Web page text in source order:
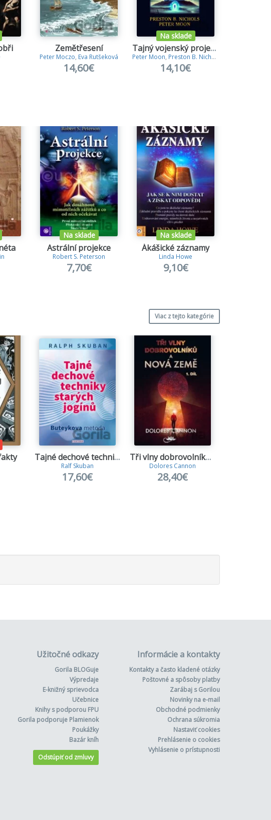
Zemětřesení
Peter Moczo, Eva Rutšeková
14,60€
Na sklade
Tajný vojenský projekt Montauk
Peter Moon, Preston B. Nichols
14,10€
Na sklade
Astrální projekce
Robert S. Peterson
7,70€
Na sklade
Ákášické záznamy
Linda Howe
9,10€
Viac z tejto kategórie
Tajné dechové techniky starých jogínů
Ralf Skuban
17,60€
Tři vlny dobrovolníků a Nová Země 1. díl
Dolores Cannon
28,40€
Užitočné odkazy
Gorila BLOGuje
Výpredaje
E-knižný sprievodca
Učebnice
Knihy s podporou FPU
Gorila podporuje Plamienok
Poukážky
Bazár kníh
Odstúpiť od zmluvy
Informácie a kontakty
Kontakty a často kladené otázky
Poštovné a spôsoby platby
Zarábaj s Gorilou
Novinky na e-mail
Obchodné podmienky
Ochrana súkromia
Nastaviť cookies
Prehlásenie o cookies
Vyhlásenie o prístupnosti